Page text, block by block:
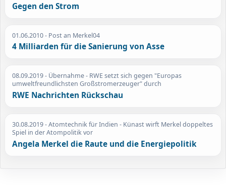
Gegen den Strom
01.06.2010- Post an Merkel04
4 Milliarden für die Sanierung von Asse
08.09.2019- Übernahme - RWE setzt sich gegen "Europas
umweltfreundlichsten Großstromerzeuger" durch
RWE Nachrichten Rückschau
30.08.2019- Atomtechnik für Indien - Künast wirft Merkel doppeltes
Spiel in der Atompolitik vor
Angela Merkel die Raute und die Energiepolitik